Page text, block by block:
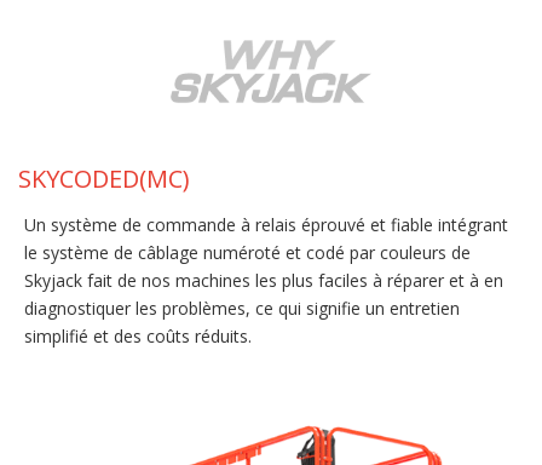
SKYCODED(MC)
Un système de commande à relais éprouvé et fiable intégrant
le système de câblage numéroté et codé par couleurs de
Skyjack fait de nos machines les plus faciles à réparer et à en
diagnostiquer les problèmes, ce qui signifie un entretien
simplifié et des coûts réduits.